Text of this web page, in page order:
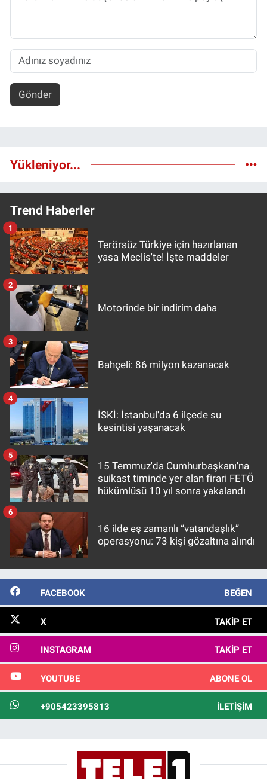
Gönder
Yükleniyor...
Trend Haberler
Terörsüz Türkiye için hazırlanan
yasa Meclis'te! İşte maddeler
1
Motorinde bir indirim daha
2
Bahçeli: 86 milyon kazanacak
3
İSKİ: İstanbul'da 6 ilçede su
kesintisi yaşanacak
4
15 Temmuz'da Cumhurbaşkanı'na
suikast timinde yer alan firari FETÖ
hükümlüsü 10 yıl sonra yakalandı
5
16 ilde eş zamanlı “vatandaşlık”
operasyonu: 73 kişi gözaltına alındı
6
FACEBOOK BEĞEN
X TAKIP ET
INSTAGRAM TAKIP ET
YOUTUBE ABONE OL
+905423395813 İLETIŞIM